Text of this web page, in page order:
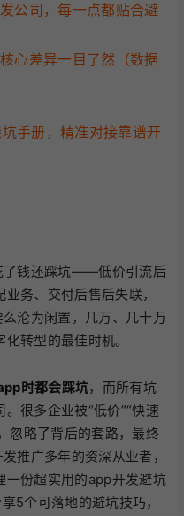
公司，每一点都贴合避
心差异一目了然（数据
手册，精准对接靠谱开
了钱还踩坑——低价引流后
务、交付后售后失联，
沦为闲置，几万、几十万
转型的最佳时机。
时都会踩坑，而所有坑
很多企业被“低价”“快速
忽略了背后的套路，最终
推广多年的资深从业者，
一份超实用的app开发避坑
5个可落地的避坑技巧，